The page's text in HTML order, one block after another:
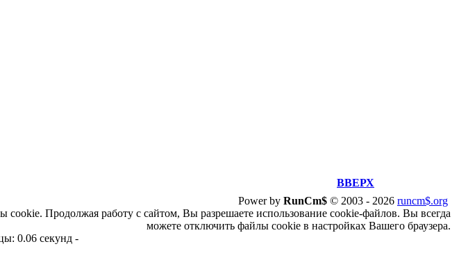
ВВЕРХ
Power by RunCm$ © 2003 - 2026 runcm$.org
Продолжая работу с сайтом, Вы разрешаете использование cookie-файлов. Вы всегда
можете отключить файлы cookie в настройках Вашего браузера.
0.06 секунд -